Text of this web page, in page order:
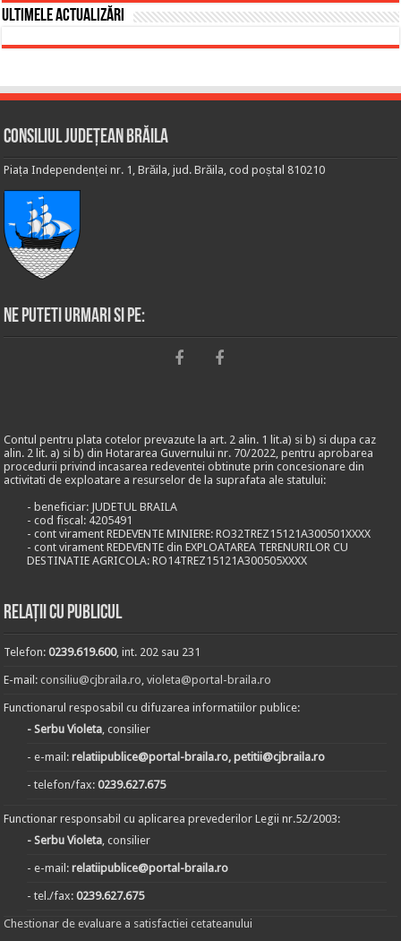
Ultimele actualizări
Consiliul Județean Brăila
Piața Independenței nr. 1, Brăila, jud. Brăila, cod poștal 810210
Ne puteti urmari si pe:
Contul pentru plata cotelor prevazute la art. 2 alin. 1 lit.a) si b) si dupa caz
alin. 2 lit. a) si b) din Hotararea Guvernului nr. 70/2022, pentru aprobarea
procedurii privind incasarea redeventei obtinute prin concesionare din
activitati de exploatare a resurselor de la suprafata ale statului:
- beneficiar: JUDETUL BRAILA
- cod fiscal: 4205491
- cont virament REDEVENTE MINIERE: RO32TREZ15121A300501XXXX
- cont virament REDEVENTE din EXPLOATAREA TERENURILOR CU
DESTINATIE AGRICOLA: RO14TREZ15121A300505XXXX
Relații cu publicul
Telefon:0239.619.600, int. 202 sau 231
E-mail:consiliu@cjbraila.ro,violeta@portal-braila.ro
Functionarul resposabil cu difuzarea informatiilor publice:
- Serbu Violeta, consilier
- e-mail:relatiipublice@portal-braila.ro, petitii@cjbraila.ro
- telefon/fax:0239.627.675
Functionar responsabil cu aplicarea prevederilor Legii nr.52/2003:
- Serbu Violeta, consilier
- e-mail:relatiipublice@portal-braila.ro
- tel./fax:0239.627.675
Chestionar de evaluare a satisfactiei cetateanului